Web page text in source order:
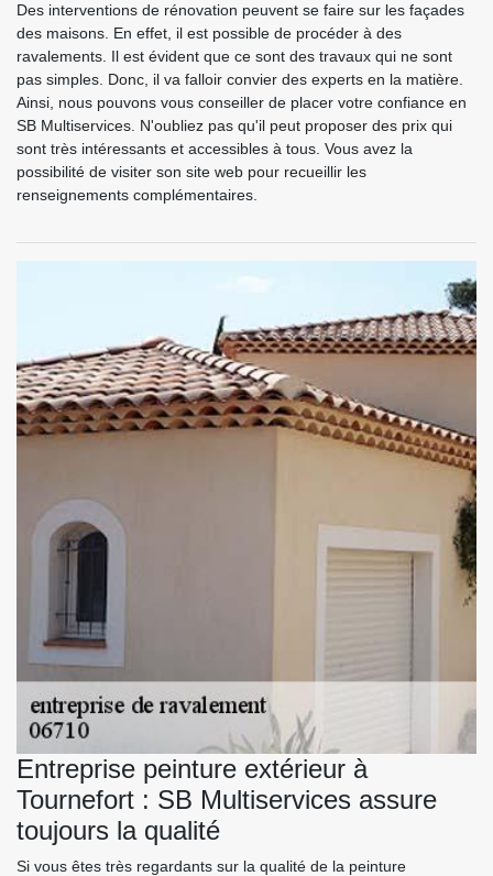
Des interventions de rénovation peuvent se faire sur les façades
des maisons. En effet, il est possible de procéder à des
ravalements. Il est évident que ce sont des travaux qui ne sont
pas simples. Donc, il va falloir convier des experts en la matière.
Ainsi, nous pouvons vous conseiller de placer votre confiance en
SB Multiservices. N'oubliez pas qu'il peut proposer des prix qui
sont très intéressants et accessibles à tous. Vous avez la
possibilité de visiter son site web pour recueillir les
renseignements complémentaires.
Entreprise peinture extérieur à
Tournefort : SB Multiservices assure
toujours la qualité
Si vous êtes très regardants sur la qualité de la peinture